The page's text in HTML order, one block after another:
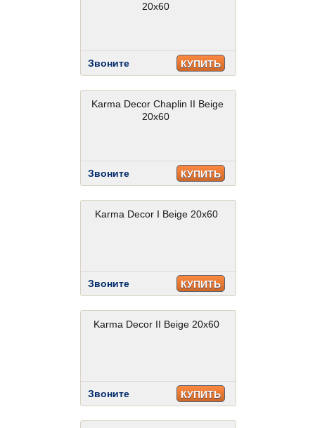
20x60
Звоните КУПИТЬ
Karma Decor Chaplin II Beige
20x60
Звоните КУПИТЬ
Karma Decor I Beige 20x60
Звоните КУПИТЬ
Karma Decor II Beige 20x60
Звоните КУПИТЬ